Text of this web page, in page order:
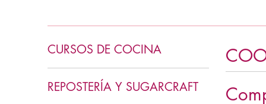
CURSOS DE COCINA
COCINA ASIÁTICA
REPOSTERÍA Y SUGARCRAFT